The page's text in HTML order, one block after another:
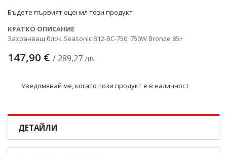
Бъдете първият оценил този продукт
КРАТКО ОПИСАНИЕ
Захранващ блок Seasonic B12-BC-750, 750W Bronze 85+
147,90 € / 289,27 лв
Уведомявай ме, когато този продукт е в наличност
снимки
ДЕТАЙЛИ